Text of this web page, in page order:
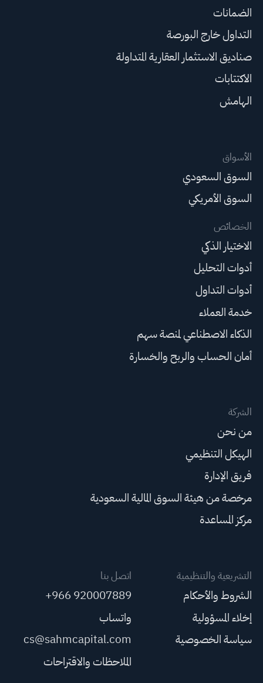
الضمانات
التداول خارج البورصة
صناديق الاستثمار العقارية المتداولة
الاكتتابات
الهامش
الأسواق
السوق السعودي
السوق الأمريكي
الخصائص
الاختيار الذكي
أدوات التحليل
أدوات التداول
خدمة العملاء
الذكاء الاصطناعي لمنصة سهم
أمان الحساب والربح والخسارة
الشركة
من نحن
الهيكل التنظيمي
فريق الإدارة
مرخصة من هيئة السوق المالية السعودية
مركز المساعدة
التشريعية والتنظيمية
الشروط والأحكام
إخلاء المسؤولية
سياسة الخصوصية
اتصل بنا
+966 920007889
واتساب
cs@sahmcapital.com
الملاحظات والاقتراحات